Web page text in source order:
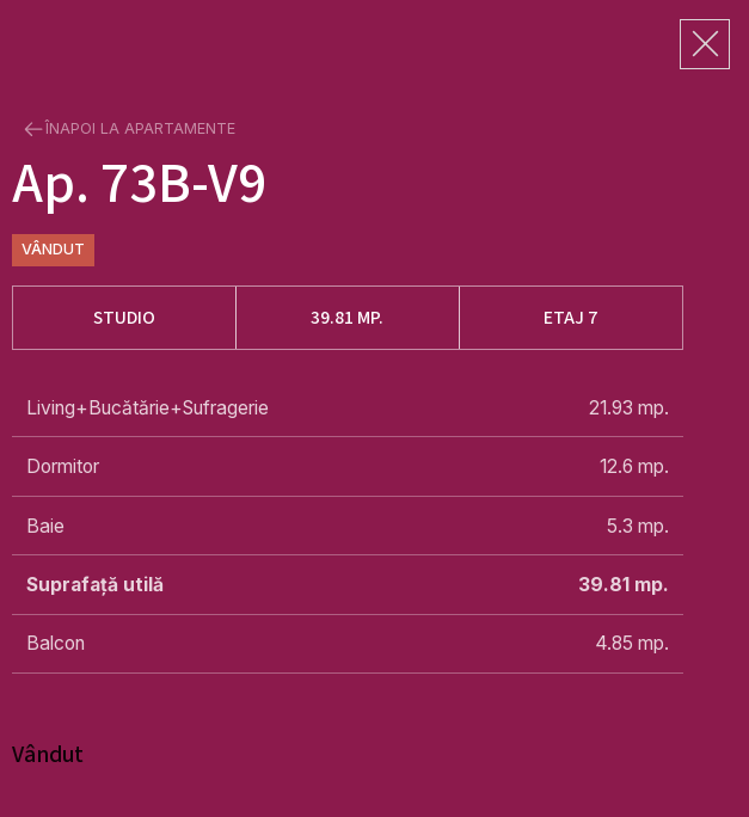
ÎNAPOI LA APARTAMENTE
Ap. 73B-V9
VÂNDUT
STUDIO 39.81 MP. ETAJ 7
Living+Bucătărie+Sufragerie 21.93 mp.
Dormitor 12.6 mp.
Baie 5.3 mp.
Suprafață utilă 39.81 mp.
Balcon 4.85 mp.
Vândut